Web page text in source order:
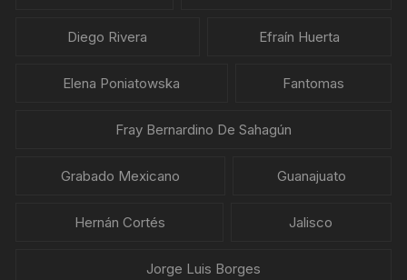
Diego Rivera Efraín Huerta
Elena Poniatowska Fantomas
Fray Bernardino De Sahagún
Grabado Mexicano Guanajuato
Hernán Cortés Jalisco
Jorge Luis Borges